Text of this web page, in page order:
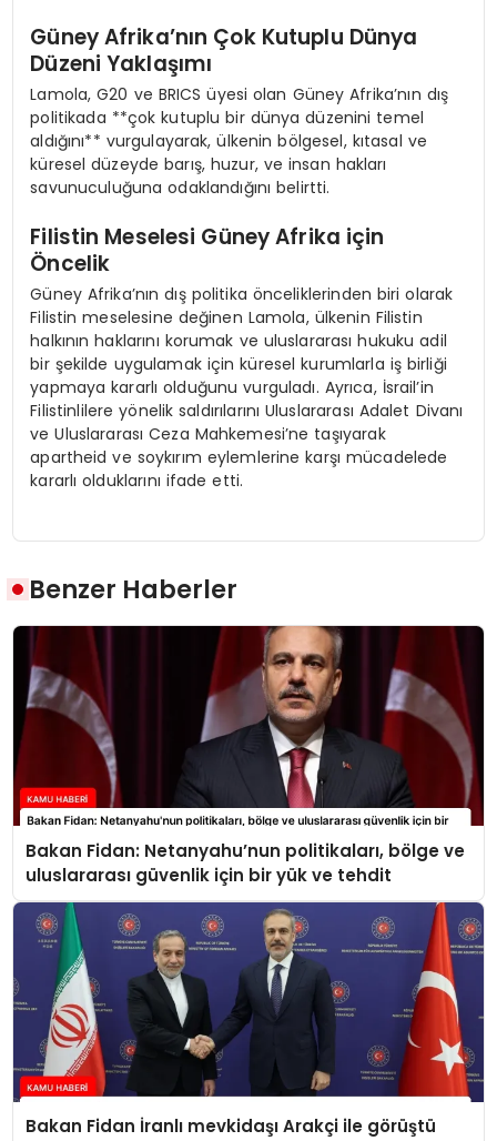
Güney Afrika’nın Çok Kutuplu Dünya
Düzeni Yaklaşımı
Lamola, G20 ve BRICS üyesi olan Güney Afrika’nın dış
politikada **çok kutuplu bir dünya düzenini temel
aldığını** vurgulayarak, ülkenin bölgesel, kıtasal ve
küresel düzeyde barış, huzur, ve insan hakları
savunuculuğuna odaklandığını belirtti.
Filistin Meselesi Güney Afrika için
Öncelik
Güney Afrika’nın dış politika önceliklerinden biri olarak
Filistin meselesine değinen Lamola, ülkenin Filistin
halkının haklarını korumak ve uluslararası hukuku adil
bir şekilde uygulamak için küresel kurumlarla iş birliği
yapmaya kararlı olduğunu vurguladı. Ayrıca, İsrail’in
Filistinlilere yönelik saldırılarını Uluslararası Adalet Divanı
ve Uluslararası Ceza Mahkemesi’ne taşıyarak
apartheid ve soykırım eylemlerine karşı mücadelede
kararlı olduklarını ifade etti.
Benzer Haberler
Bakan Fidan: Netanyahu’nun politikaları, bölge ve
uluslararası güvenlik için bir yük ve tehdit
Bakan Fidan İranlı mevkidaşı Arakçi ile görüştü